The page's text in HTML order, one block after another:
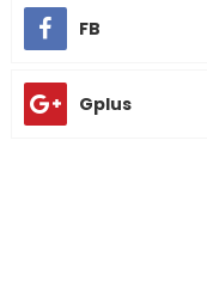
FB
Gplus